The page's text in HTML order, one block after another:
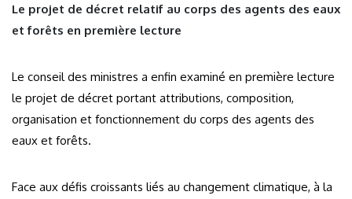
Le projet de décret relatif au corps des agents des eaux
et forêts en première lecture
Le conseil des ministres a enfin examiné en première lecture
le projet de décret portant attributions, composition,
organisation et fonctionnement du corps des agents des
eaux et forêts.
Face aux défis croissants liés au changement climatique, à la